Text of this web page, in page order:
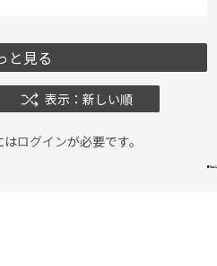
と見る
表示：新しい順
はログインが必要です。